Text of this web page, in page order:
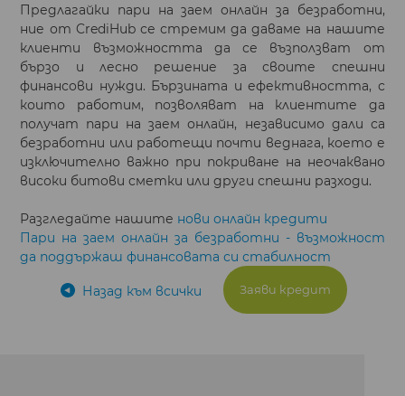
Предлагайки пари на заем онлайн за безработни,
ние от CrediHub се стремим да даваме на нашите
клиенти възможността да се възползват от
бързо и лесно решение за своите спешни
финансови нужди. Бързината и ефективността, с
които работим, позволяват на клиентите да
получат пари на заем онлайн, независимо дали са
безработни или работещи почти веднага, което е
изключително важно при покриване на неочаквано
високи битови сметки или други спешни разходи.
Разгледайте нашите нови онлайн кредити
Пари на заем онлайн за безработни - възможност
да поддържаш финансовата си стабилност
Назад към всички
Заяви кредит